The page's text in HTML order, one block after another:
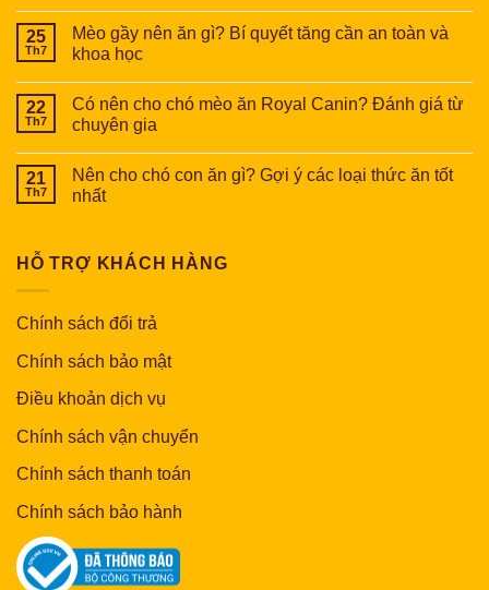
25
Th7
Mèo gầy nên ăn gì? Bí quyết tăng cần an toàn và
khoa học
22
Th7
Có nên cho chó mèo ăn Royal Canin? Đánh giá từ
chuyên gia
21
Th7
Nên cho chó con ăn gì? Gợi ý các loại thức ăn tốt
nhất
HỖ TRỢ KHÁCH HÀNG
Chính sách đổi trả
Chính sách bảo mật
Điều khoản dịch vụ
Chính sách vận chuyển
Chính sách thanh toán
Chính sách bảo hành